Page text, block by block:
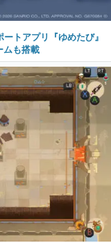
トアプリ『ゆめたび』
ムも搭載